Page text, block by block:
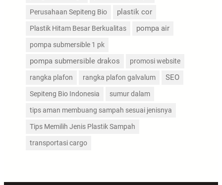
Perusahaan Sepiteng Bio plastik cor
Plastik Hitam Besar Berkualitas pompa air
pompa submersible 1 pk
pompa submersible drakos promosi website
rangka plafon rangka plafon galvalum SEO
Sepiteng Bio Indonesia sumur dalam
tips aman membuang sampah sesuai jenisnya
Tips Memilih Jenis Plastik Sampah
transportasi cargo